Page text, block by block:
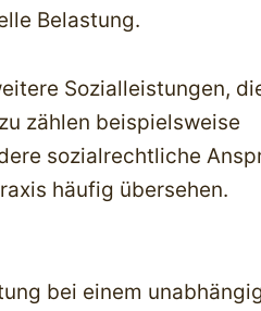
Belastung.
Sozialleistungen,
zählen beispielsweise
sozialrechtliche
häufig übersehen.
bei einem